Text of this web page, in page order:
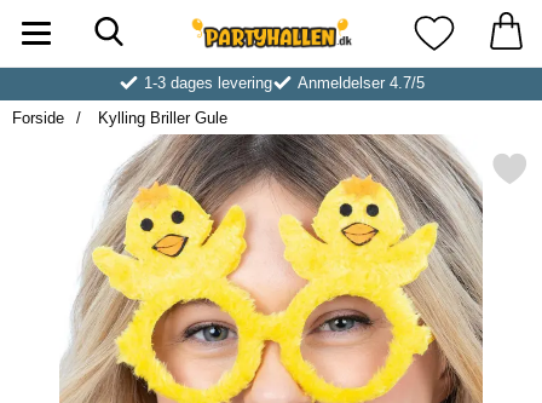
Startside for Partyhallen AB Mine
1-3 dages levering
Anmeldelser 4.7/5
Forside
Kylling Briller Gule
Markér kylling Briller